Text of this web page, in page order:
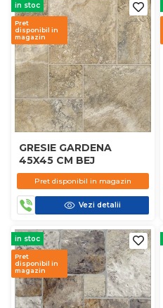
in stoc
Pret
disponibil in
magazin
GRESIE GARDENA
45X45 CM BEJ
Pret disponibil in magazin
Vezi detalii
in stoc
Pret
disponibil in
magazin